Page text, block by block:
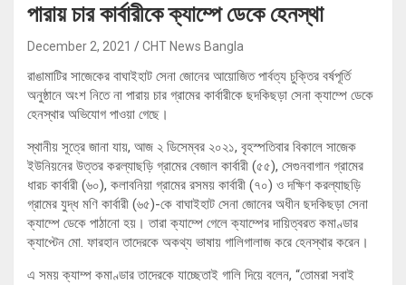
পারায় চার কার্বারীকে ক্যাম্পে ডেকে হেনস্থা
December 2, 2021 CHT News Bangla
রাঙামাটির সাজেকের বাঘাইহাট সেনা জোনের আয়োজিত পার্বত্য চুক্তির বর্ষপূর্তি
অনুষ্ঠানে অংশ নিতে না পারায় চার গ্রামের কার্বারীকে ছদকিছড়া সেনা ক্যাম্পে ডেকে
হেনস্থার অভিযোগ পাওয়া গেছে।
স্থানীয় সূত্রে জানা যায়, আজ ২ ডিসেম্বর ২০২১, বৃহস্পতিবার বিকালে সাজেক
ইউনিয়নের উত্তর করল্যাছড়ি গ্রামের বেজাল কার্বারী (৫৫), সেগুনবাগান গ্রামের
ধারচ কার্বারী (৬০), কলাবনিয়া গ্রামের রসময় কার্বারী (৭০) ও দক্ষিণ করল্যাছড়ি
গ্রামের ‍যুদ্ধ মণি কার্বারী (৬৫)-কে বাঘাইহাট সেনা জোনের অধীন ছদকিছড়া সেনা
ক্যাম্পে ডেকে পাঠানো হয়। তারা ক্যাম্পে গেলে ক্যাম্পের দায়িত্বরত কমাণ্ডার
ক্যাপ্টেন মো. ফারহান তাদেরকে অকথ্য ভাষায় গালিগালাজ করে হেনস্থার করেন।
এ সময় ক্যাম্প কমাণ্ডার তাদেরকে যাচ্ছেতাই গালি দিয়ে বলেন, “তোমরা সবাই